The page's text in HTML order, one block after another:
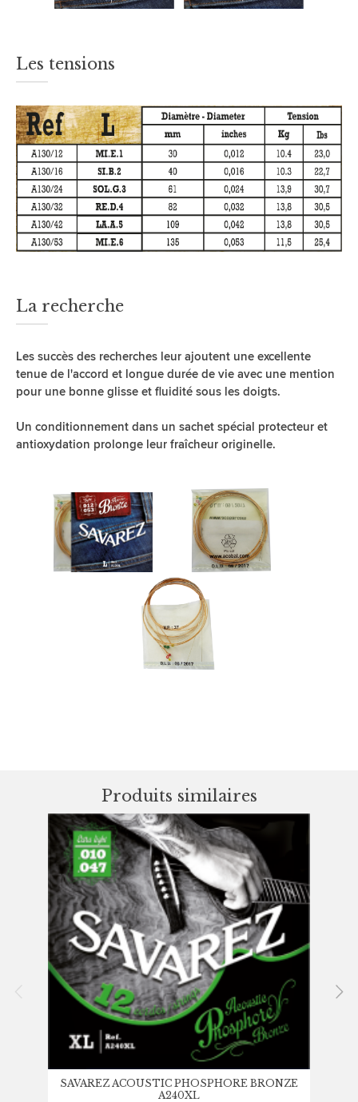
Les tensions
La recherche
Les succès des recherches leur ajoutent une excellente
tenue de l'accord et longue durée de vie avec une mention
pour une bonne glisse et fluidité sous les doigts.
Un conditionnement dans un sachet spécial protecteur et
antioxydation prolonge leur fraîcheur originelle.
Produits similaires
SAVAREZ ACOUSTIC PHOSPHORE BRONZE
A240XL